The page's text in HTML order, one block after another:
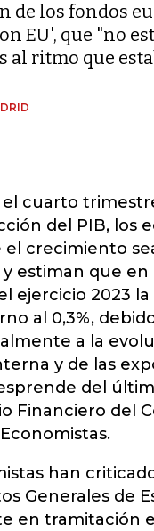
de los fondos
EU', que "no
al ritmo que
cuarto
del PIB, los
el crecimiento
estiman que
ejercicio 2023
al 0,3%,
a la
y de las
del
Financiero del
han
Generales de
en tramitación